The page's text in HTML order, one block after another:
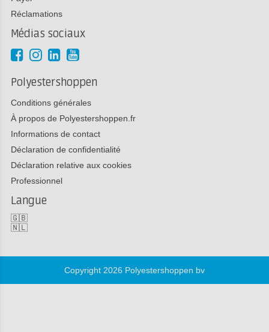
Réclamations
Médias sociaux
Polyestershoppen
Conditions générales
À propos de Polyestershoppen.fr
Informations de contact
Déclaration de confidentialité
Déclaration relative aux cookies
Professionnel
Langue
🇬🇧
🇳🇱
Copyright 2026 Polyestershoppen bv